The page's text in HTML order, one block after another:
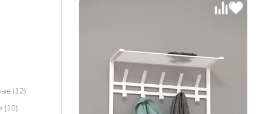
(12)
(10)